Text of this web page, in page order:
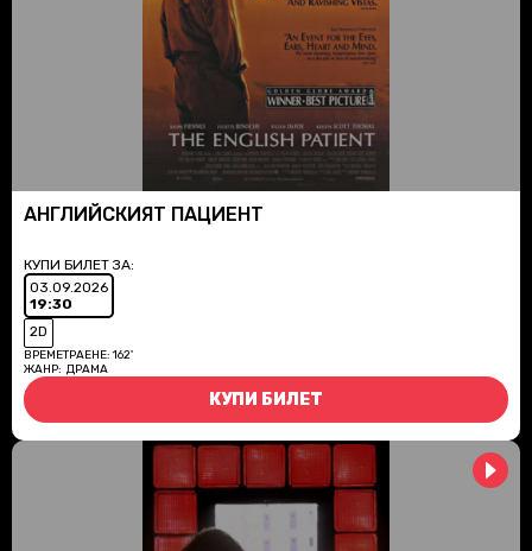
АНГЛИЙСКИЯТ ПАЦИЕНТ
КУПИ БИЛЕТ ЗА:
03.09.2026
19:30
2D
ВРЕМЕТРАЕНЕ: 162'
ЖАНР: ДРАМА
КУПИ БИЛЕТ